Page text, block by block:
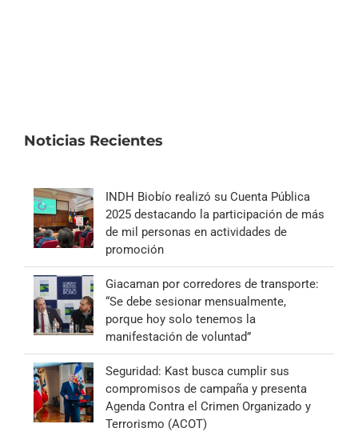
Noticias Recientes
INDH Biobío realizó su Cuenta Pública
2025 destacando la participación de más
de mil personas en actividades de
promoción
Giacaman por corredores de transporte:
“Se debe sesionar mensualmente,
porque hoy solo tenemos la
manifestación de voluntad”
Seguridad: Kast busca cumplir sus
compromisos de campaña y presenta
Agenda Contra el Crimen Organizado y
Terrorismo (ACOT)